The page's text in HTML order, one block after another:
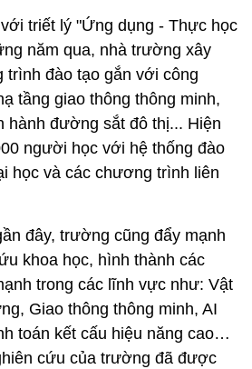
triết lý "Ứng dụng - Thực học
năm qua, nhà trường xây
đào tạo gắn với công
tầng giao thông thông minh,
hành đường sắt đô thị... Hiện
người học với hệ thống đào
học và các chương trình liên
đây, trường cũng đẩy mạnh
khoa học, hình thành các
trong các lĩnh vực như: Vật
Giao thông thông minh, AI
toán kết cấu hiệu năng cao…
cứu của trường đã được